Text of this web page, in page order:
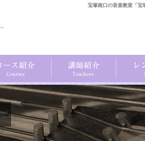
宝塚南口の音楽教室「宝